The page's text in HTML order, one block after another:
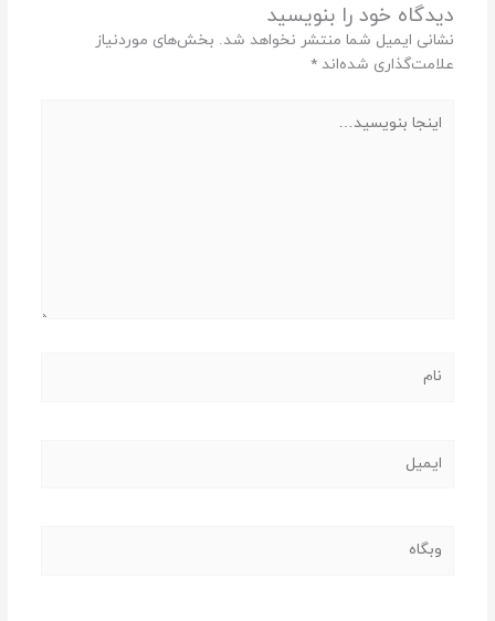
دیدگاه‌ خود را بنویسید
نشانی ایمیل شما منتشر نخواهد شد. بخش‌های موردنیاز
علامت‌گذاری شده‌اند *
بنویسید…
وبگاه